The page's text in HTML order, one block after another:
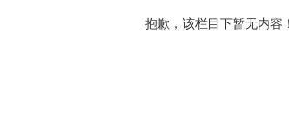
抱歉，该栏目下暂无内容